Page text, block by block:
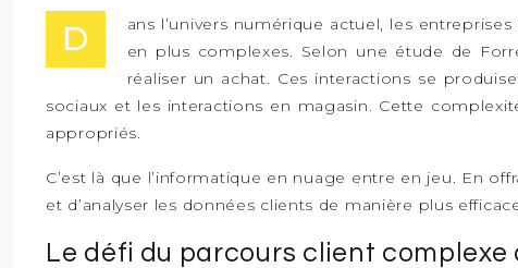
D
ans l’univers numérique actuel, les
en plus complexes. Selon une étude de
réaliser un achat. Ces interactions se
sociaux et les interactions en magasin. Cette
appropriés.
C’est là que l’informatique en nuage entre en jeu. En
et d’analyser les données clients de manière plus
Le défi du parcours client complexe